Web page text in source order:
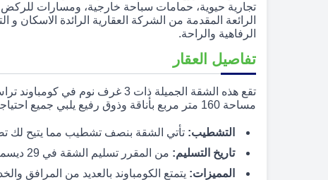
تجارية حيوية، حمامات سباحة خارجية، ومسارات للركض
الرائعة المقدمة من الشركة العقارية الرائدة الاسكان و
الرفاهية والراحة.
تفاصيل العقار
تقع هذه الشقة الجميلة ذات 3 غرف
مساحة 160 متر مربع بأناقة وذوق رفيع يلبي جميع احتياجاتك السكنية.
التشطيب: تأتي الشقة بنصف تشطيب مما يتيح لك
تاريخ التسليم: من المقرر تسليم الشقة في 29 ديسمبر 2027.
المميزات: يتمتع الكومباوند بالعديد من المرافق